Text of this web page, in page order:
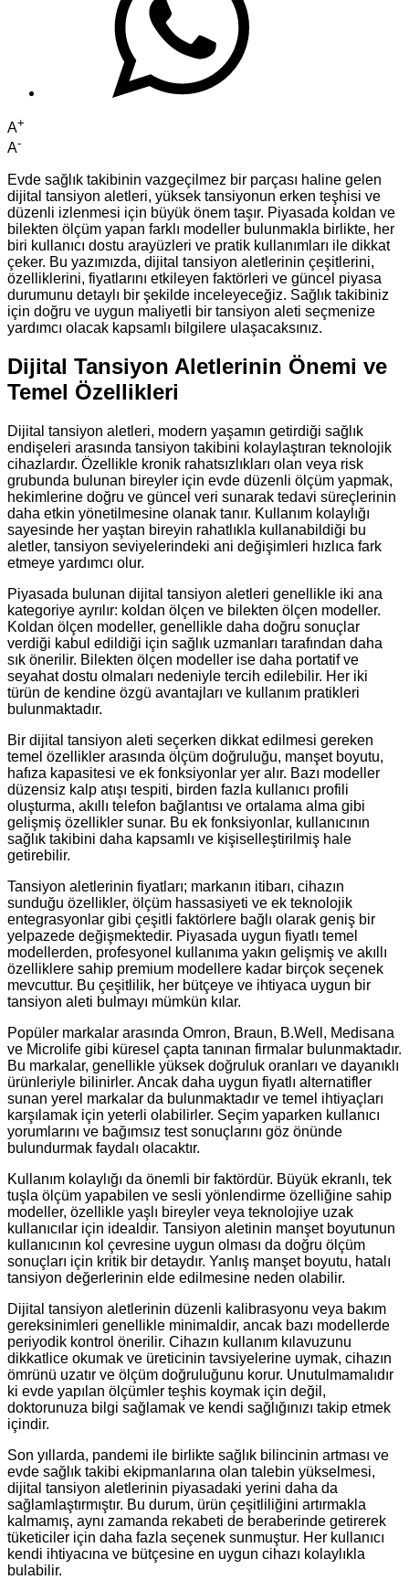
A+
A-
Evde sağlık takibinin vazgeçilmez bir parçası haline gelen
dijital tansiyon aletleri, yüksek tansiyonun erken teşhisi ve
düzenli izlenmesi için büyük önem taşır. Piyasada koldan ve
bilekten ölçüm yapan farklı modeller bulunmakla birlikte, her
biri kullanıcı dostu arayüzleri ve pratik kullanımları ile dikkat
çeker. Bu yazımızda, dijital tansiyon aletlerinin çeşitlerini,
özelliklerini, fiyatlarını etkileyen faktörleri ve güncel piyasa
durumunu detaylı bir şekilde inceleyeceğiz. Sağlık takibiniz
için doğru ve uygun maliyetli bir tansiyon aleti seçmenize
yardımcı olacak kapsamlı bilgilere ulaşacaksınız.
Dijital Tansiyon Aletlerinin Önemi ve
Temel Özellikleri
Dijital tansiyon aletleri, modern yaşamın getirdiği sağlık
endişeleri arasında tansiyon takibini kolaylaştıran teknolojik
cihazlardır. Özellikle kronik rahatsızlıkları olan veya risk
grubunda bulunan bireyler için evde düzenli ölçüm yapmak,
hekimlerine doğru ve güncel veri sunarak tedavi süreçlerinin
daha etkin yönetilmesine olanak tanır. Kullanım kolaylığı
sayesinde her yaştan bireyin rahatlıkla kullanabildiği bu
aletler, tansiyon seviyelerindeki ani değişimleri hızlıca fark
etmeye yardımcı olur.
Piyasada bulunan dijital tansiyon aletleri genellikle iki ana
kategoriye ayrılır: koldan ölçen ve bilekten ölçen modeller.
Koldan ölçen modeller, genellikle daha doğru sonuçlar
verdiği kabul edildiği için sağlık uzmanları tarafından daha
sık önerilir. Bilekten ölçen modeller ise daha portatif ve
seyahat dostu olmaları nedeniyle tercih edilebilir. Her iki
türün de kendine özgü avantajları ve kullanım pratikleri
bulunmaktadır.
Bir dijital tansiyon aleti seçerken dikkat edilmesi gereken
temel özellikler arasında ölçüm doğruluğu, manşet boyutu,
hafıza kapasitesi ve ek fonksiyonlar yer alır. Bazı modeller
düzensiz kalp atışı tespiti, birden fazla kullanıcı profili
oluşturma, akıllı telefon bağlantısı ve ortalama alma gibi
gelişmiş özellikler sunar. Bu ek fonksiyonlar, kullanıcının
sağlık takibini daha kapsamlı ve kişiselleştirilmiş hale
getirebilir.
Tansiyon aletlerinin fiyatları; markanın itibarı, cihazın
sunduğu özellikler, ölçüm hassasiyeti ve ek teknolojik
entegrasyonlar gibi çeşitli faktörlere bağlı olarak geniş bir
yelpazede değişmektedir. Piyasada uygun fiyatlı temel
modellerden, profesyonel kullanıma yakın gelişmiş ve akıllı
özelliklere sahip premium modellere kadar birçok seçenek
mevcuttur. Bu çeşitlilik, her bütçeye ve ihtiyaca uygun bir
tansiyon aleti bulmayı mümkün kılar.
Popüler markalar arasında Omron, Braun, B.Well, Medisana
ve Microlife gibi küresel çapta tanınan firmalar bulunmaktadır.
Bu markalar, genellikle yüksek doğruluk oranları ve dayanıklı
ürünleriyle bilinirler. Ancak daha uygun fiyatlı alternatifler
sunan yerel markalar da bulunmaktadır ve temel ihtiyaçları
karşılamak için yeterli olabilirler. Seçim yaparken kullanıcı
yorumlarını ve bağımsız test sonuçlarını göz önünde
bulundurmak faydalı olacaktır.
Kullanım kolaylığı da önemli bir faktördür. Büyük ekranlı, tek
tuşla ölçüm yapabilen ve sesli yönlendirme özelliğine sahip
modeller, özellikle yaşlı bireyler veya teknolojiye uzak
kullanıcılar için idealdir. Tansiyon aletinin manşet boyutunun
kullanıcının kol çevresine uygun olması da doğru ölçüm
sonuçları için kritik bir detaydır. Yanlış manşet boyutu, hatalı
tansiyon değerlerinin elde edilmesine neden olabilir.
Dijital tansiyon aletlerinin düzenli kalibrasyonu veya bakım
gereksinimleri genellikle minimaldir, ancak bazı modellerde
periyodik kontrol önerilir. Cihazın kullanım kılavuzunu
dikkatlice okumak ve üreticinin tavsiyelerine uymak, cihazın
ömrünü uzatır ve ölçüm doğruluğunu korur. Unutulmamalıdır
ki evde yapılan ölçümler teşhis koymak için değil,
doktorunuza bilgi sağlamak ve kendi sağlığınızı takip etmek
içindir.
Son yıllarda, pandemi ile birlikte sağlık bilincinin artması ve
evde sağlık takibi ekipmanlarına olan talebin yükselmesi,
dijital tansiyon aletlerinin piyasadaki yerini daha da
sağlamlaştırmıştır. Bu durum, ürün çeşitliliğini artırmakla
kalmamış, aynı zamanda rekabeti de beraberinde getirerek
tüketiciler için daha fazla seçenek sunmuştur. Her kullanıcı
kendi ihtiyacına ve bütçesine en uygun cihazı kolaylıkla
bulabilir.